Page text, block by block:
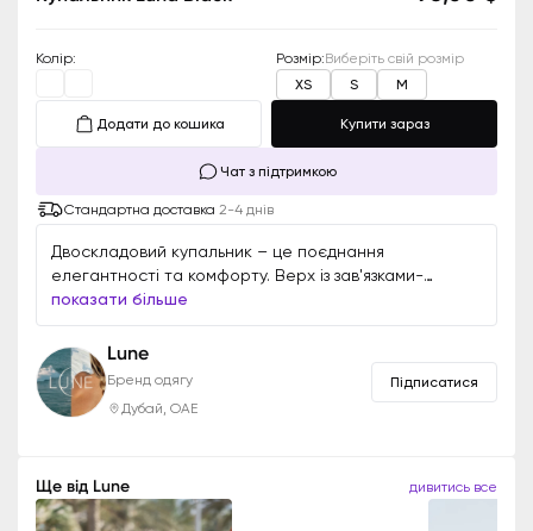
Колір: Розмір:Виберіть свій розмір
XS
S M
Додати до кошика Купити зараз
Чат з підтримкою
Стандартна доставка 2-4 днів
Двоскладовий купальник – це поєднання
елегантності та комфорту. Верх із зав'язками-
халтерами забезпечує надійну підтримку та
підкреслює лінію декольте, а відкритий низ
підкреслює силует, створюючи спокусливий образ.
показати більше
Lune
Бренд одягу
Дубай, ОАЕ
Підписатися
Ще від Lune дивитись все